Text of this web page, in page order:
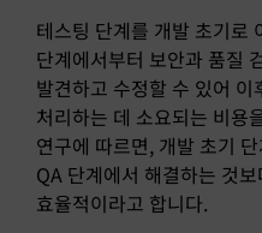
테스팅 단계를 개발 초기로
단계에서부터 보안과 품질
발견하고 수정할 수 있어
처리하는 데 소요되는 비용
연구에 따르면, 개발 초기
QA 단계에서 해결하는 것
효율적이라고 합니다.